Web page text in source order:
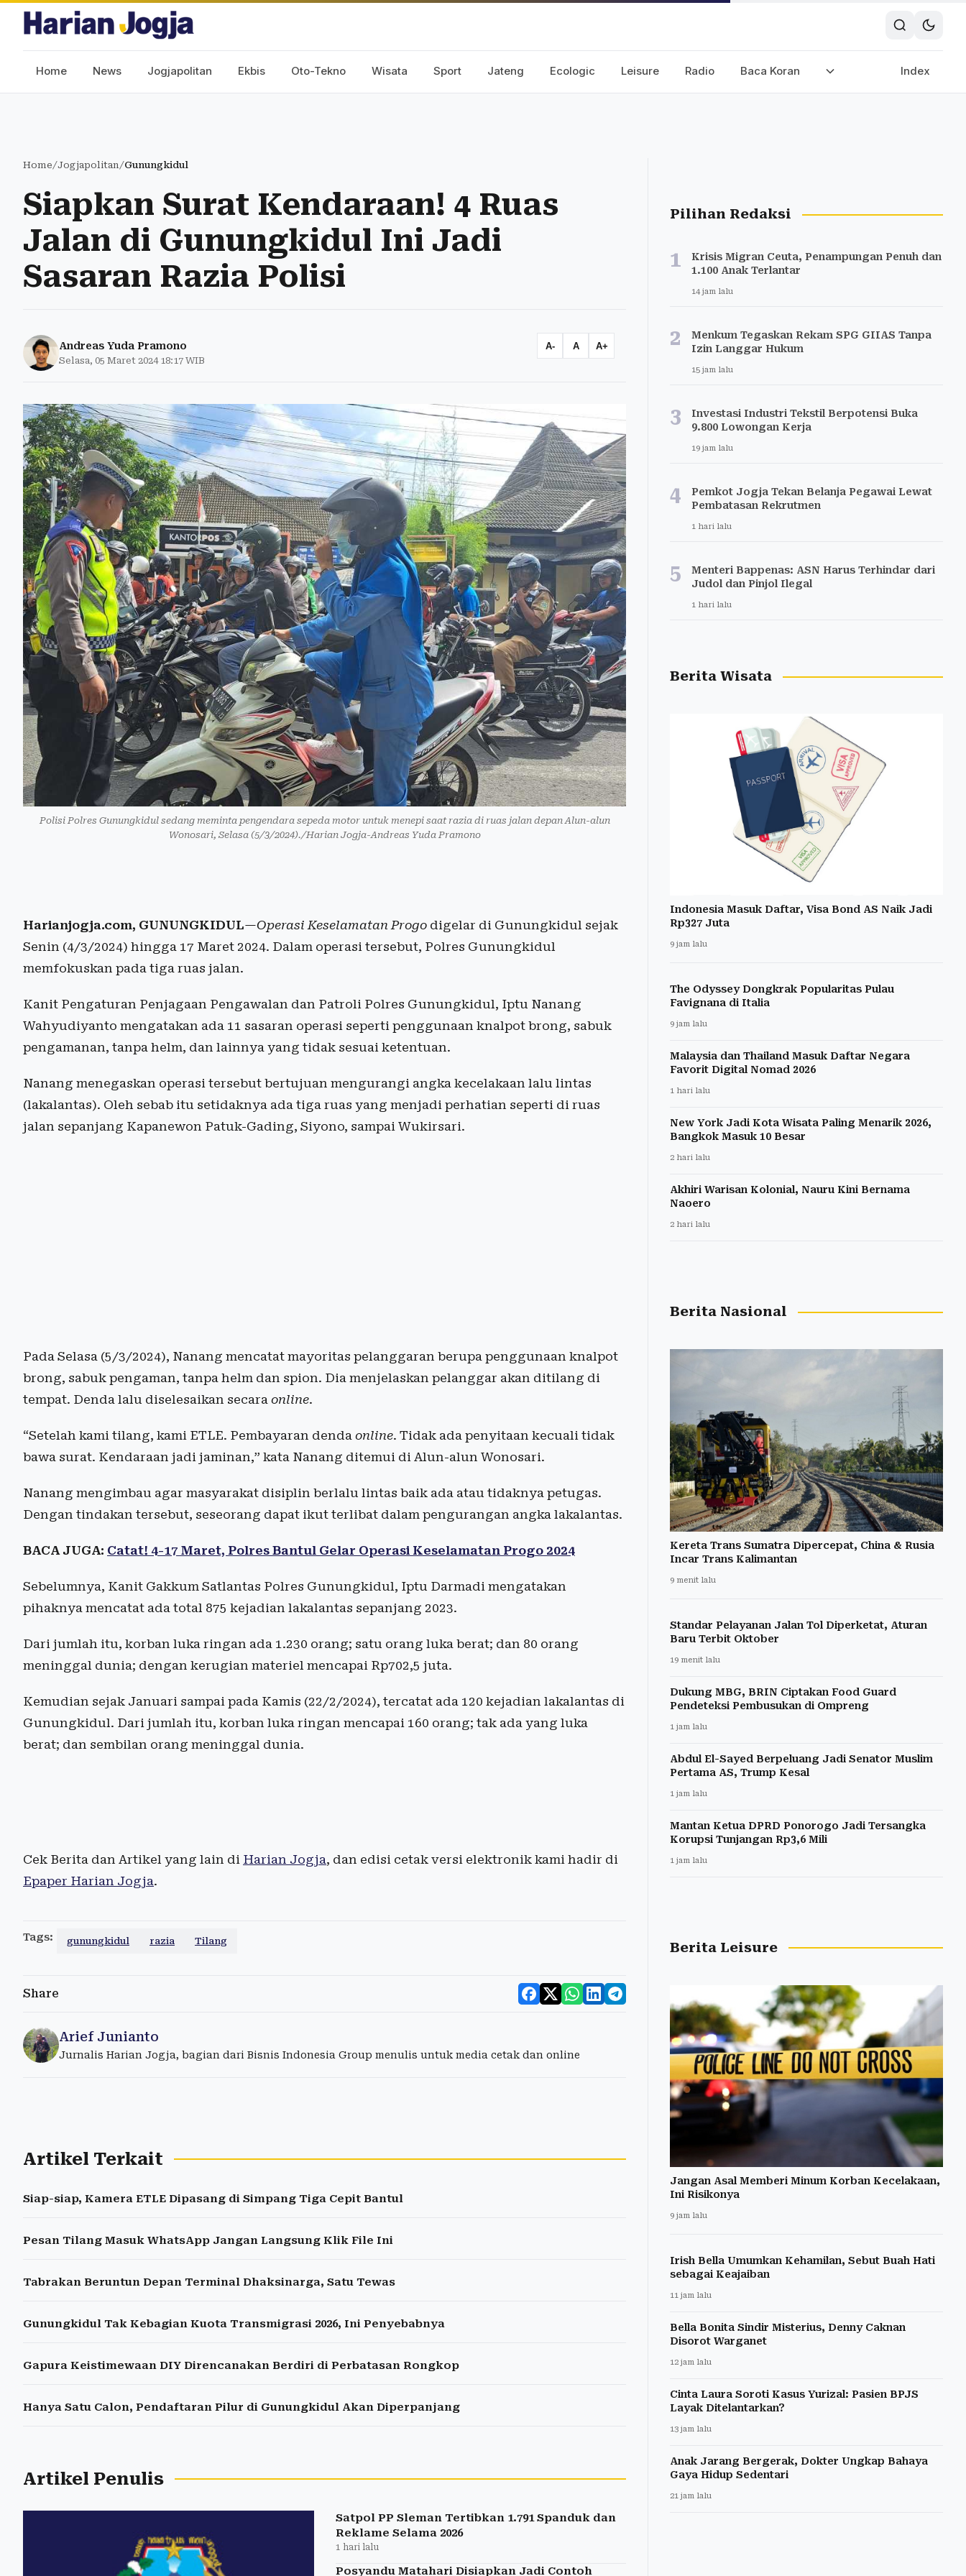
Home News Jogjapolitan Ekbis Oto-Tekno Wisata Sport Jateng Ecologic Leisure Radio Baca Koran Index
Home/Jogjapolitan/Gunungkidul
Siapkan Surat Kendaraan! 4 Ruas
Jalan di Gunungkidul Ini Jadi
Sasaran Razia Polisi
Andreas Yuda Pramono
Selasa, 05 Maret 2024 18:17 WIB
A- A A+
Polisi Polres Gunungkidul sedang meminta pengendara sepeda motor untuk menepi saat razia di ruas jalan depan Alun-alun
Wonosari, Selasa (5/3/2024)./Harian Jogja-Andreas Yuda Pramono
Harianjogja.com, GUNUNGKIDUL—Operasi Keselamatan Progo digelar di Gunungkidul sejak
Senin (4/3/2024) hingga 17 Maret 2024. Dalam operasi tersebut, Polres Gunungkidul
memfokuskan pada tiga ruas jalan.
Kanit Pengaturan Penjagaan Pengawalan dan Patroli Polres Gunungkidul, Iptu Nanang
Wahyudiyanto mengatakan ada 11 sasaran operasi seperti penggunaan knalpot brong, sabuk
pengamanan, tanpa helm, dan lainnya yang tidak sesuai ketentuan.
Nanang menegaskan operasi tersebut bertujuan mengurangi angka kecelakaan lalu lintas
(lakalantas). Oleh sebab itu setidaknya ada tiga ruas yang menjadi perhatian seperti di ruas
jalan sepanjang Kapanewon Patuk-Gading, Siyono, sampai Wukirsari.
Pada Selasa (5/3/2024), Nanang mencatat mayoritas pelanggaran berupa penggunaan knalpot
brong, sabuk pengaman, tanpa helm dan spion. Dia menjelaskan pelanggar akan ditilang di
tempat. Denda lalu diselesaikan secara online.
“Setelah kami tilang, kami ETLE. Pembayaran denda online. Tidak ada penyitaan kecuali tidak
bawa surat. Kendaraan jadi jaminan,” kata Nanang ditemui di Alun-alun Wonosari.
Nanang mengimbau agar masyarakat disiplin berlalu lintas baik ada atau tidaknya petugas.
Dengan tindakan tersebut, seseorang dapat ikut terlibat dalam pengurangan angka lakalantas.
BACA JUGA: Catat! 4-17 Maret, Polres Bantul Gelar Operasi Keselamatan Progo 2024
Sebelumnya, Kanit Gakkum Satlantas Polres Gunungkidul, Iptu Darmadi mengatakan
pihaknya mencatat ada total 875 kejadian lakalantas sepanjang 2023.
Dari jumlah itu, korban luka ringan ada 1.230 orang; satu orang luka berat; dan 80 orang
meninggal dunia; dengan kerugian materiel mencapai Rp702,5 juta.
Kemudian sejak Januari sampai pada Kamis (22/2/2024), tercatat ada 120 kejadian lakalantas di
Gunungkidul. Dari jumlah itu, korban luka ringan mencapai 160 orang; tak ada yang luka
berat; dan sembilan orang meninggal dunia.
Cek Berita dan Artikel yang lain di Harian Jogja, dan edisi cetak versi elektronik kami hadir di
Epaper Harian Jogja.
Tags: gunungkidul razia Tilang
Share
Arief Junianto
Jurnalis Harian Jogja, bagian dari Bisnis Indonesia Group menulis untuk media cetak dan online
Artikel Terkait
Siap-siap, Kamera ETLE Dipasang di Simpang Tiga Cepit Bantul
Pesan Tilang Masuk WhatsApp Jangan Langsung Klik File Ini
Tabrakan Beruntun Depan Terminal Dhaksinarga, Satu Tewas
Gunungkidul Tak Kebagian Kuota Transmigrasi 2026, Ini Penyebabnya
Gapura Keistimewaan DIY Direncanakan Berdiri di Perbatasan Rongkop
Hanya Satu Calon, Pendaftaran Pilur di Gunungkidul Akan Diperpanjang
Artikel Penulis
Satpol PP Sleman Tertibkan 1.791 Spanduk dan
Reklame Selama 2026
1 hari lalu
Posyandu Matahari Disiapkan Jadi Contoh
Pilihan Redaksi
1
Krisis Migran Ceuta, Penampungan Penuh dan
1.100 Anak Terlantar
14 jam lalu
2
Menkum Tegaskan Rekam SPG GIIAS Tanpa
Izin Langgar Hukum
15 jam lalu
3
Investasi Industri Tekstil Berpotensi Buka
9.800 Lowongan Kerja
19 jam lalu
4
Pemkot Jogja Tekan Belanja Pegawai Lewat
Pembatasan Rekrutmen
1 hari lalu
5
Menteri Bappenas: ASN Harus Terhindar dari
Judol dan Pinjol Ilegal
1 hari lalu
Berita Wisata
Indonesia Masuk Daftar, Visa Bond AS Naik Jadi
Rp327 Juta
9 jam lalu
The Odyssey Dongkrak Popularitas Pulau
Favignana di Italia
9 jam lalu
Malaysia dan Thailand Masuk Daftar Negara
Favorit Digital Nomad 2026
1 hari lalu
New York Jadi Kota Wisata Paling Menarik 2026,
Bangkok Masuk 10 Besar
2 hari lalu
Akhiri Warisan Kolonial, Nauru Kini Bernama
Naoero
2 hari lalu
Berita Nasional
Kereta Trans Sumatra Dipercepat, China & Rusia
Incar Trans Kalimantan
9 menit lalu
Standar Pelayanan Jalan Tol Diperketat, Aturan
Baru Terbit Oktober
19 menit lalu
Dukung MBG, BRIN Ciptakan Food Guard
Pendeteksi Pembusukan di Ompreng
1 jam lalu
Abdul El-Sayed Berpeluang Jadi Senator Muslim
Pertama AS, Trump Kesal
1 jam lalu
Mantan Ketua DPRD Ponorogo Jadi Tersangka
Korupsi Tunjangan Rp3,6 Mili
1 jam lalu
Berita Leisure
Jangan Asal Memberi Minum Korban Kecelakaan,
Ini Risikonya
9 jam lalu
Irish Bella Umumkan Kehamilan, Sebut Buah Hati
sebagai Keajaiban
11 jam lalu
Bella Bonita Sindir Misterius, Denny Caknan
Disorot Warganet
12 jam lalu
Cinta Laura Soroti Kasus Yurizal: Pasien BPJS
Layak Ditelantarkan?
13 jam lalu
Anak Jarang Bergerak, Dokter Ungkap Bahaya
Gaya Hidup Sedentari
21 jam lalu